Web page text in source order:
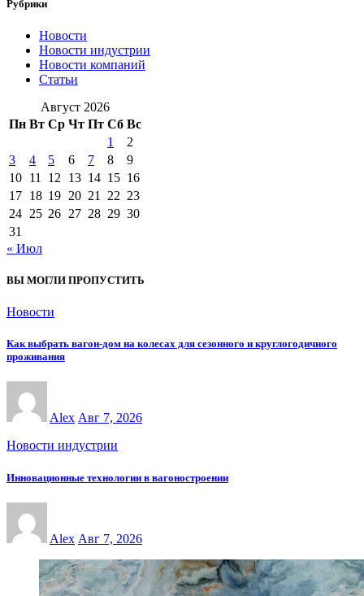
Рубрики
Новости
Новости индустрии
Новости компаний
Статьи
Август 2026
Пн Вт Ср Чт Пт Сб Вс
1
2
3
4 5 6 7 8
9
10 11 12 13 14 15 16
17 18 19 20 21 22 23
24 25 26 27 28 29 30
31
« Июл
ВЫ МОГЛИ ПРОПУСТИТЬ
Новости
Как выбрать вагон-дом на колесах для сезонного и круглогодичного
проживания
Alex Авг 7, 2026
Новости индустрии
Инновационные технологии в вагоностроении
Alex Авг 7, 2026